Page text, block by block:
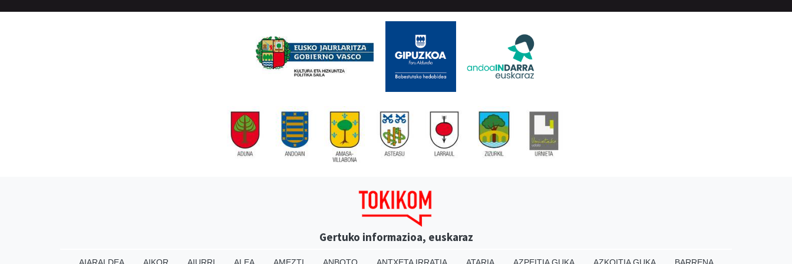
Gertuko informazioa, euskaraz